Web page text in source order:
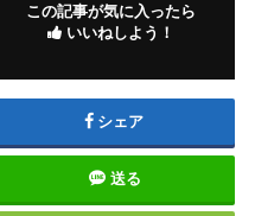
この記事が気に入ったら
いいねしよう！
シェア
送る